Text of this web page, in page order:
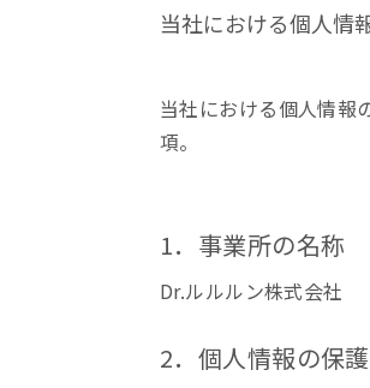
当社における個人情
当社における個人情報
項。
1．事業所の名称
Dr.ルルルン株式会社
2．個人情報の保